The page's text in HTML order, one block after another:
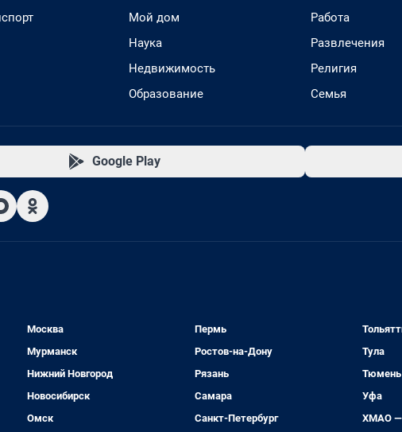
Мой дом
Наука
Недвижимость
Образование
Работа
Развлечения
Религия
Семья
Google Play
Москва
Мурманск
Нижний Новгород
Новосибирск
Омск
Пермь
Ростов-на-Дону
Рязань
Самара
Санкт-Петербург
Тула
Тюмень
Уфа
ХМАО —